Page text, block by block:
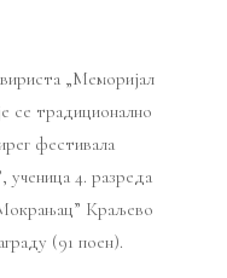
„Меморијал
се традиционално
фестивала
ученица 4. разреда
Краљево
(91 поен).